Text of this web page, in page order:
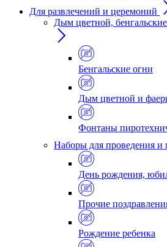
Для развлечений и церемоний
Дым цветной,
Бенгальские огни
Дым цветной и
Фонтаны
Наборы для проведения и
День рождения,
Прочие
Рождение ребенка